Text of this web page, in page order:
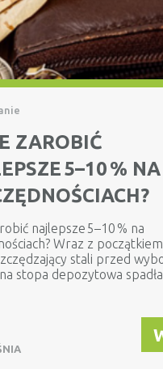
ZAROBIĆ
5–10 % NA
najlepsze 5–10 % na
Wraz z
stali przed
stopa depozytowa